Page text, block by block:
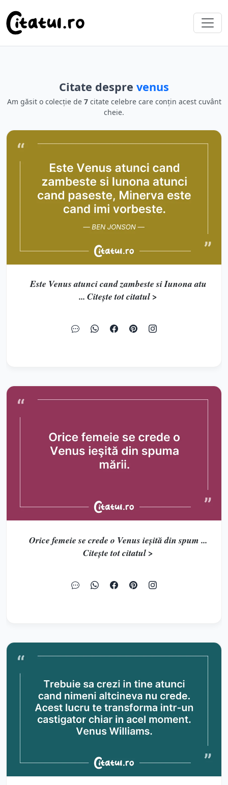
Citate despre venus
Am găsit o colecție de 7citate celebre care conțin acest cuvânt
cheie.
Este Venus atunci cand zambeste si Iunona atu
... Citește tot citatul >
Orice femeie se crede o Venus ieşită din spum ...
Citește tot citatul >